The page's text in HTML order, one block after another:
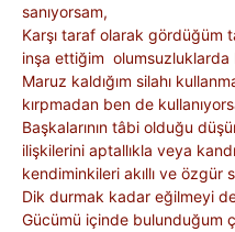
sanıyorsam,
Karşı taraf olarak gördüğüm
inşa ettiğim
Maruz kaldığım silahı
kırpmadan ben de
Başkalarının tâbi olduğu
ilişkilerini aptallıkla veya
kendiminkileri akıllı ve özgür
Dik durmak kadar eğilmeyi
Gücümü içinde bulunduğum